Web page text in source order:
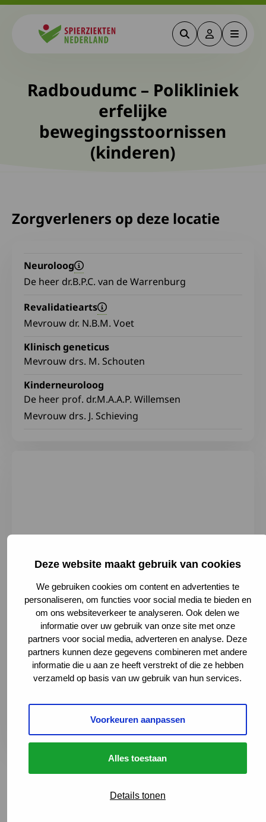
Deze website maakt gebruik van cookies
We gebruiken cookies om content en advertenties te
personaliseren, om functies voor social media te bieden en
om ons websiteverkeer te analyseren. Ook delen we
informatie over uw gebruik van onze site met onze
partners voor social media, adverteren en analyse. Deze
partners kunnen deze gegevens combineren met andere
informatie die u aan ze heeft verstrekt of die ze hebben
verzameld op basis van uw gebruik van hun services.
Voorkeuren aanpassen
Alles toestaan
Details tonen
ZoekenDeze link
Menu
Radboudumc – Polikliniek
erfelijke
bewegingsstoornissen
(kinderen)
Zorgverleners op deze locatie
Neuroloog
De heer dr.B.P.C. van de Warrenburg
Revalidatiearts
Mevrouw dr. N.B.M. Voet
Klinisch geneticus
Mevrouw drs. M. Schouten
Kinderneuroloog
De heer prof. dr.M.A.A.P. Willemsen
Mevrouw drs. J. Schieving
Geert Grooteplein Zuid 10, 6525 GA
Nijmegen, Netherlands
024 361 66 00
amaliakinderziekenhuis@radboudumc.nl
Plan je routeDeze link leidt naar een externe
Terug naar het overzicht